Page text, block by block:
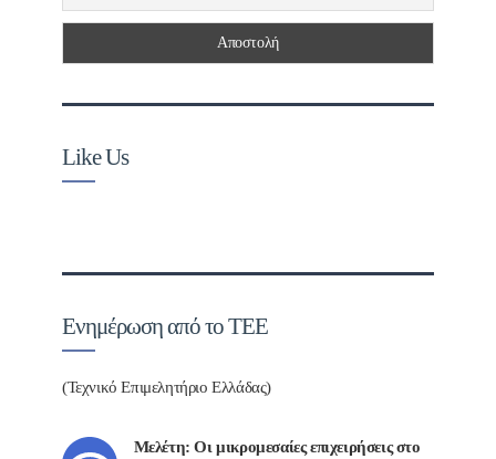
Like Us
Ενημέρωση από το ΤΕΕ
(Τεχνικό Επιμελητήριο Ελλάδας)
Μελέτη: Οι μικρομεσαίες επιχειρήσεις στο